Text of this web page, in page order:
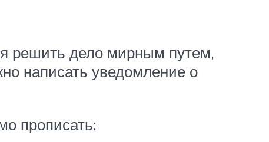
решить дело мирным путем,
написать уведомление о
прописать: